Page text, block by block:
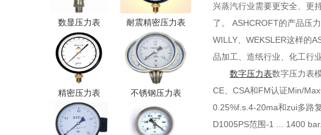
数显压力表 耐震精密压力表
精密压力表 不锈钢压力表
兴蒸汽行业需要更安全、更
了。 ASHCROFT的产品压
WILLY、WEKSLER这样的
品加工、造纸行业、化工行
数字压力表数字压力表
CE、CSA和FM认证Min/
0.25%f.s.4-20ma和zui多路
D1005PS范围-1 ... 1400